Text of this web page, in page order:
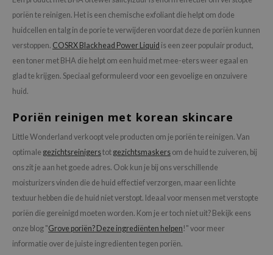
poriën te reinigen. Het is een chemische exfoliant die helpt om dode
huidcellen en talg in de porie te verwijderen voordat deze de poriën kunnen
verstoppen. COSRX Blackhead Power Liquid is een zeer populair product,
een toner met BHA die helpt om een huid met mee-eters weer egaal en
glad te krijgen. Speciaal geformuleerd voor een gevoelige en onzuivere
huid.
Poriën reinigen met korean skincare
Little Wonderland verkoopt vele producten om je poriën te reinigen. Van
optimale gezichtsreinigerstot gezichtsmaskers om de huid te zuiveren, bij
ons zit je aan het goede adres. Ook kun je bij ons verschillende
moisturizers vinden die de huid effectief verzorgen, maar een lichte
textuur hebben die de huid niet verstopt. Ideaal voor mensen met verstopte
poriën die gereinigd moeten worden. Kom je er toch niet uit? Bekijk eens
onze blog "Grove poriën? Deze ingrediënten helpen!" voor meer
informatie over de juiste ingredienten tegen poriën.